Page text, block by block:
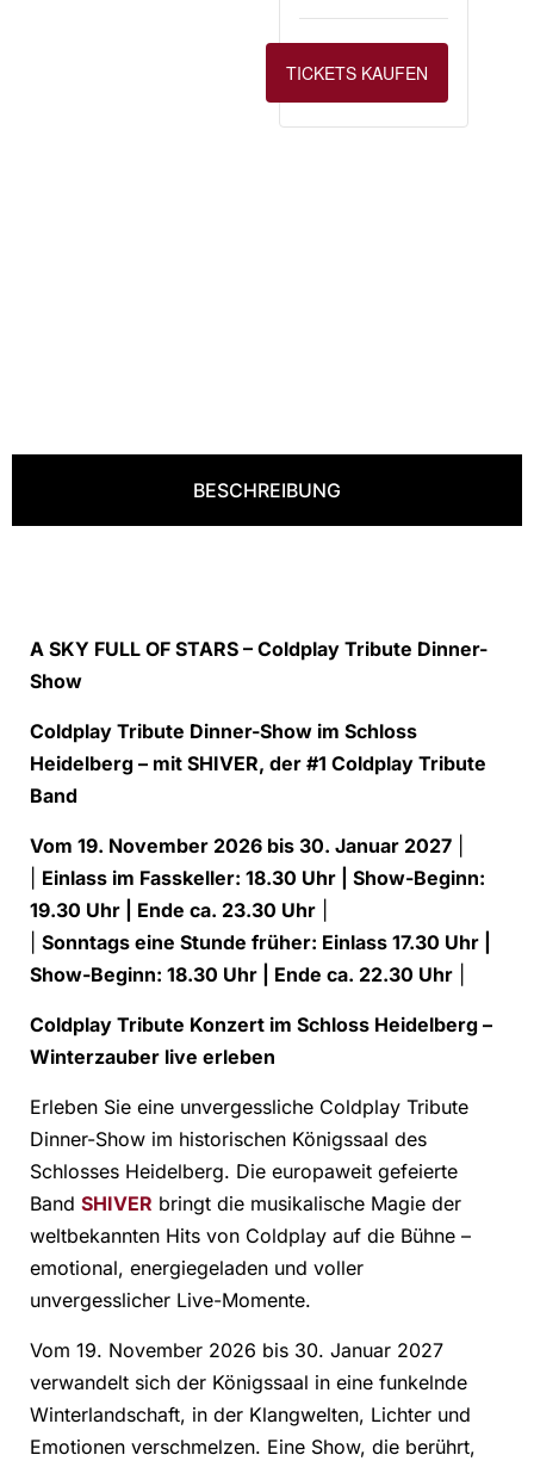
TICKETS KAUFEN
BESCHREIBUNG
A SKY FULL OF STARS – Coldplay Tribute Dinner-
Show
Coldplay Tribute Dinner-Show im Schloss
Heidelberg – mit SHIVER, der #1 Coldplay Tribute
Band
Vom 19. November 2026 bis 30. Januar 2027
Einlass im Fasskeller: 18.30 Uhr | Show-Beginn:
19.30 Uhr | Ende ca. 23.30 Uhr
Sonntags eine Stunde früher: Einlass 17.30 Uhr |
Show-Beginn: 18.30 Uhr | Ende ca. 22.30 Uhr
Coldplay Tribute Konzert im Schloss Heidelberg –
Winterzauber live erleben
Erleben Sie eine unvergessliche Coldplay Tribute
Dinner-Show im historischen Königssaal des
Schlosses Heidelberg. Die europaweit gefeierte
Band SHIVER bringt die musikalische Magie der
weltbekannten Hits von Coldplay auf die Bühne –
emotional, energiegeladen und voller
unvergesslicher Live-Momente.
Vom 19. November 2026 bis 30. Januar 2027
verwandelt sich der Königssaal in eine funkelnde
Winterlandschaft, in der Klangwelten, Lichter und
Emotionen verschmelzen. Eine Show, die berührt,